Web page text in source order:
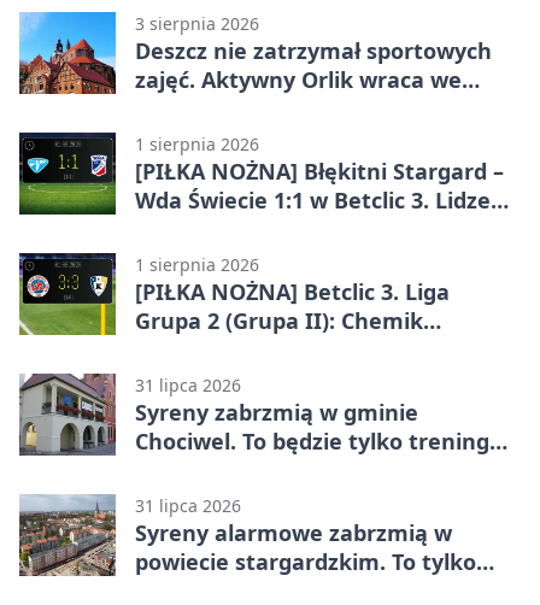
3 sierpnia 2026
Deszcz nie zatrzymał sportowych
zajęć. Aktywny Orlik wraca we
1 sierpnia 2026
[PIŁKA NOŻNA] Błękitni Stargard –
Wda Świecie 1:1 w Betclic 3. Lidze
1 sierpnia 2026
[PIŁKA NOŻNA] Betclic 3. Liga
Grupa 2 (Grupa II): Chemik
Stargard 3:3
31 lipca 2026
Syreny zabrzmią w gminie
Chociwel. To będzie tylko trening
31 lipca 2026
Syreny alarmowe zabrzmią w
powiecie stargardzkim. To tylko